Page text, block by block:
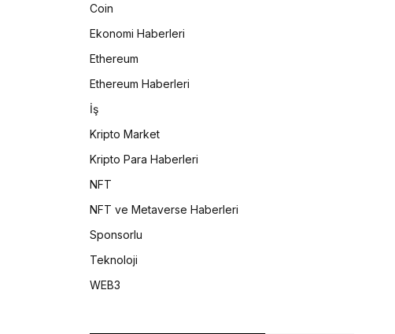
Coin
Ekonomi Haberleri
Ethereum
Ethereum Haberleri
İş
Kripto Market
Kripto Para Haberleri
NFT
NFT ve Metaverse Haberleri
Sponsorlu
Teknoloji
WEB3